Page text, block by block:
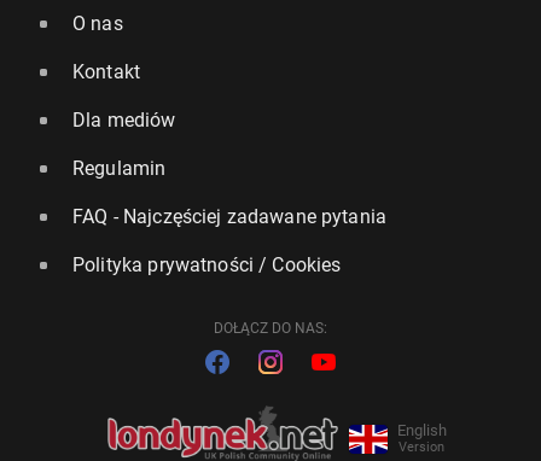
O nas
Kontakt
Dla mediów
Regulamin
FAQ - Najczęściej zadawane pytania
Polityka prywatności / Cookies
DOŁĄCZ DO NAS:
English
Version